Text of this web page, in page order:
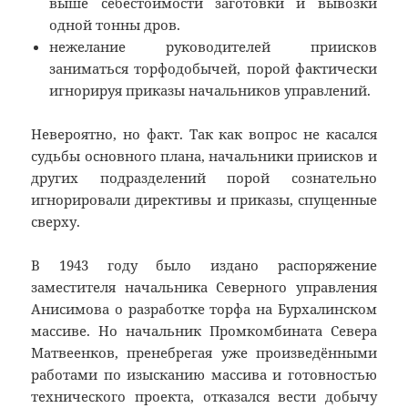
одной тонны дров.
нежелание руководителей приисков
заниматься торфодобычей, порой фактически
игнорируя приказы начальников управлений.
Невероятно, но факт. Так как вопрос не касался
судьбы основного плана, начальники приисков и
других подразделений порой сознательно
игнорировали директивы и приказы, спущенные
сверху.
В 1943 году было издано распоряжение
заместителя начальника Северного управления
Анисимова о разработке торфа на Бурхалинском
массиве. Но начальник Промкомбината Севера
Матвеенков, пренебрегая уже произведёнными
работами по изысканию массива и готовностью
технического проекта, отказался вести добычу